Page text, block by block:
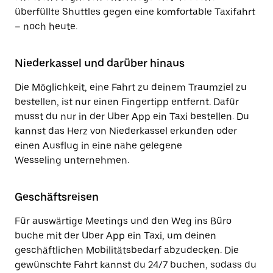
überfüllte Shuttles gegen eine komfortable Taxifahrt
– noch heute.
Niederkassel und darüber hinaus
Die Möglichkeit, eine Fahrt zu deinem Traumziel zu
bestellen, ist nur einen Fingertipp entfernt. Dafür
musst du nur in der Uber App ein Taxi bestellen. Du
kannst das Herz von Niederkassel erkunden oder
einen Ausflug in eine nahe gelegene
Wesseling unternehmen.
Geschäftsreisen
Für auswärtige Meetings und den Weg ins Büro
buche mit der Uber App ein Taxi, um deinen
geschäftlichen Mobilitätsbedarf abzudecken. Die
gewünschte Fahrt kannst du 24/7 buchen, sodass du